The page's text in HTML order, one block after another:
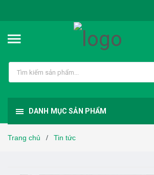
DANH MỤC SẢN PHẨM
Trang chủ / Tin tức